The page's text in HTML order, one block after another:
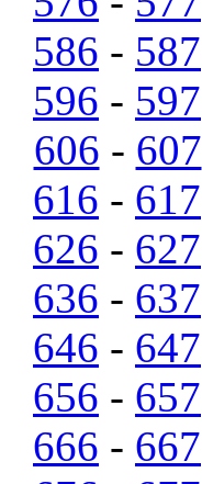
586 - 587
596 - 597
606 - 607
616 - 617
626 - 627
636 - 637
646 - 647
656 - 657
666 - 667